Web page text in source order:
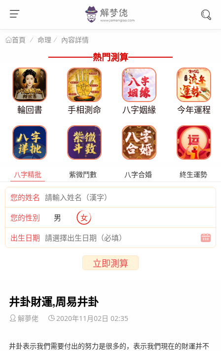
首頁 命理 內容詳情
熱門測算
輪回書 手相測命 八字姻緣 今年運程
八字精批 紫微鬥數 八字合婚 終生運勢
您的姓名
您的性別 男 女
出生日期
立即測算
井卦財運,周易井卦
解夢佬 2020年11月02日 02:35
井卦表示我們需要付出的努力是很多的，表示我們現在的財運并不